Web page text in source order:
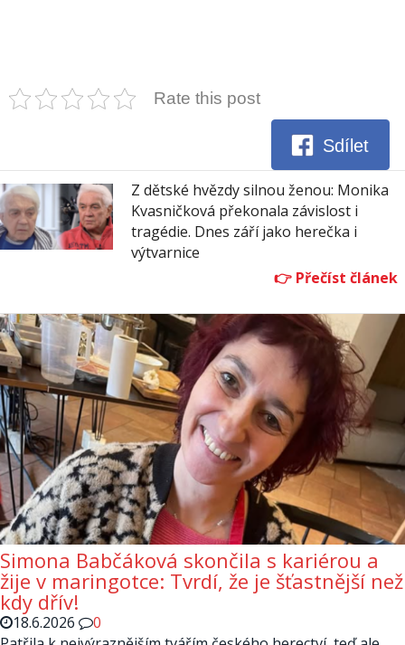
Rate this post
Sdílet
Z dětské hvězdy silnou ženou: Monika
Kvasničková překonala závislost i
tragédie. Dnes září jako herečka i
výtvarnice
Simona Babčáková skončila s kariérou a
žije v maringotce: Tvrdí, že je šťastnější než
kdy dřív!
18.6.2026
0